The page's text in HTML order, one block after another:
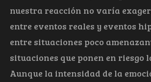
nuestra reacción no varía
entre eventos reales y eventos
entre situaciones poco
situaciones que ponen en riesgo
Aunque la intensidad de la